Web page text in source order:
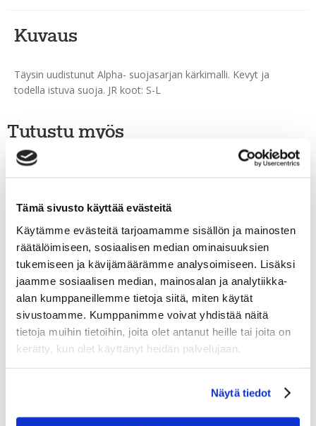
Tämä sivusto käyttää evästeitä
Käytämme evästeitä tarjoamamme sisällön ja mainosten
räätälöimiseen, sosiaalisen median ominaisuuksien
tukemiseen ja kävijämäärämme analysoimiseen. Lisäksi
jaamme sosiaalisen median, mainosalan ja analytiikka-
alan kumppaneillemme tietoja siitä, miten käytät
sivustoamme. Kumppanimme voivat yhdistää näitä
tietoja muihin tietoihin, joita olet antanut heille tai joita on
kerätty, kun olet käyttänyt heidän palvelujaan.
Näytä tiedot
Kuvaus
Täysin uudistunut Alpha- suojasarjan kärkimalli. Kevyt ja
todella istuva suoja. JR koot: S-L
Tutustu myös